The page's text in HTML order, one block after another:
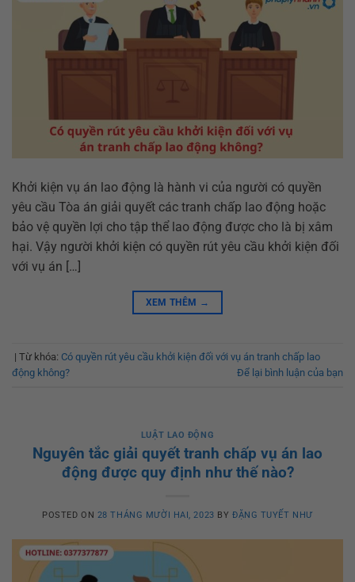
Khởi kiện vụ án lao động là hành vi của người có quyền
yêu cầu Tòa án giải quyết các tranh chấp lao động hoặc
bảo vệ quyền lợi cho tập thể lao động được cho là bị xâm
hại. Vậy người khởi kiện có quyền rút yêu cầu khởi kiện đối
với vụ án […]
XEM THÊM →
| Từ khóa: Có quyền rút yêu cầu khởi kiện đối với vụ án tranh chấp lao
động không?
Để lại bình luận của bạn
LUẬT LAO ĐỘNG
Nguyên tắc giải quyết tranh chấp vụ án lao
động được quy định như thế nào?
POSTED ON 28 THÁNG MƯỜI HAI, 2023 BY ĐẶNG TUYẾT NHƯ